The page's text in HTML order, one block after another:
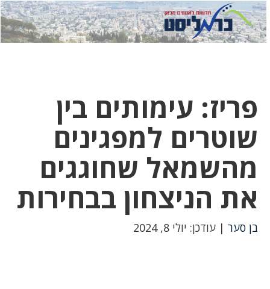
לחץ
כאן
לחץ
כדי
פריז: עימותים בין
שוטרים למפגינים
מהשמאל שחוגגים
את הניצחון בבחירות
בן סער | עודכן: יולי 8, 2024